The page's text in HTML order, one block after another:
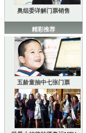
奥组委详解门票销售
精彩推荐
五龄童抽中七张门票